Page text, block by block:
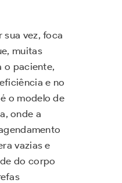
sua vez, foca
muitas
o paciente,
e no
o modelo de
onde a
vazias e
do corpo